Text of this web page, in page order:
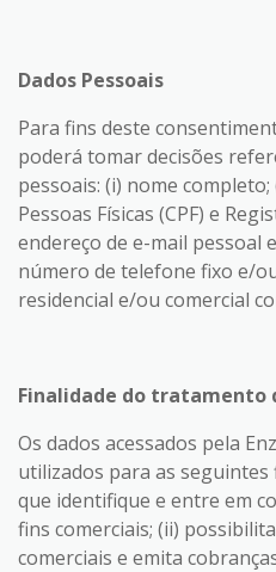
Dados Pessoais
Para fins deste
poderá tomar decisões
pessoais: (i) nome
Pessoas Físicas (CPF) e
endereço de e-mail pessoal
número de telefone fixo e/
residencial e/ou comercial
Finalidade do tratamento
Os dados acessados pela
utilizados para as
que identifique e entre em
fins comerciais; (ii)
comerciais e emita